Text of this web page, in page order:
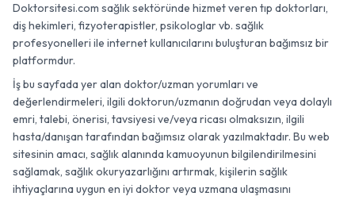
Doktorsitesi.com sağlık sektöründe hizmet veren tıp doktorları,
diş hekimleri, fizyoterapistler, psikologlar vb. sağlık
profesyonelleri ile internet kullanıcılarını buluşturan bağımsız bir
platformdur.
İş bu sayfada yer alan doktor/uzman yorumları ve
değerlendirmeleri, ilgili doktorun/uzmanın doğrudan veya dolaylı
emri, talebi, önerisi, tavsiyesi ve/veya ricası olmaksızın, ilgili
hasta/danışan tarafından bağımsız olarak yazılmaktadır. Bu web
sitesinin amacı, sağlık alanında kamuoyunun bilgilendirilmesini
sağlamak, sağlık okuryazarlığını artırmak, kişilerin sağlık
ihtiyaçlarına uygun en iyi doktor veya uzmana ulaşmasını